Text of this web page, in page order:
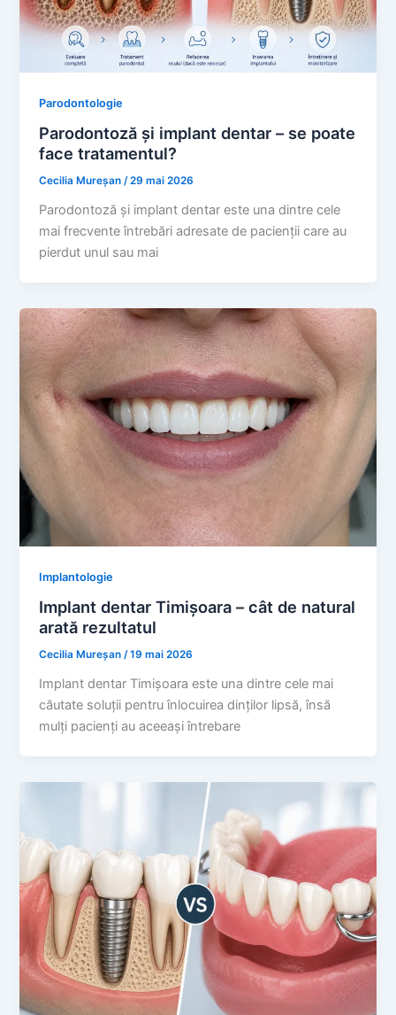
Parodontologie
Parodontoză și implant dentar – se poate
face tratamentul?
Cecilia Mureșan /29 mai 2026
Parodontoză și implant dentar este una dintre cele
mai frecvente întrebări adresate de pacienții care au
pierdut unul sau mai
Implantologie
Implant dentar Timișoara – cât de natural
arată rezultatul
Cecilia Mureșan /19 mai 2026
Implant dentar Timișoara este una dintre cele mai
căutate soluții pentru înlocuirea dinților lipsă, însă
mulți pacienți au aceeași întrebare